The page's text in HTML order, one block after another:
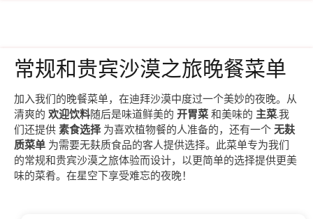
常规和贵宾沙漠之旅晚餐菜单
加入我们的晚餐菜单，在迪拜沙漠中度过一个美妙的夜晚。从
清爽的 欢迎饮料随后是味道鲜美的 开胃菜 和美味的 主菜.我
们还提供 素食选择为喜欢植物餐的人准备的，还有一个 无麸
质菜单 为需要无麸质食品的客人提供选择。此菜单专为我们
的常规和贵宾沙漠之旅体验而设计，以更简单的选择提供更美
味的菜肴。在星空下享受难忘的夜晚！